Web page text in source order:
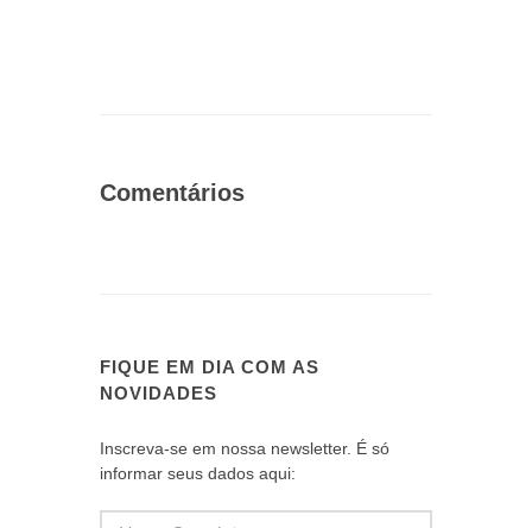
Comentários
FIQUE EM DIA COM AS
NOVIDADES
Inscreva-se em nossa newsletter. É só
informar seus dados aqui: